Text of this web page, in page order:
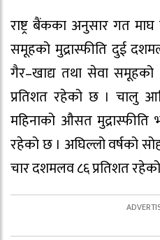
राष्ट्र बैंकका अनुसार गत माघ
समूहको मुद्रास्फीति दुई
गैर–खाद्य तथा सेवा समूहको
प्रतिशत रहेको छ । चालु
महिनाको औसत
रहेको छ । अघिल्लो वर्षको
चार दशमलव ८६ प्रतिशत रहेको